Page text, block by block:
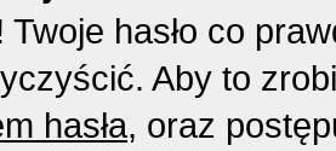
Twoje hasło co
Aby to
hasła, oraz